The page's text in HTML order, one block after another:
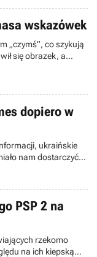
wskazówek
„czymś”, co szykują
się obrazek, a
nastąpić 11
w ciągu ostatniej
dopiero w
ukraińskie
nam dostarczyć
roli głównej.
że premiera nie
PSP 2 na
rzekomo
na ich kiepską